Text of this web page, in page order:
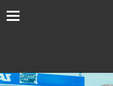
Toggle